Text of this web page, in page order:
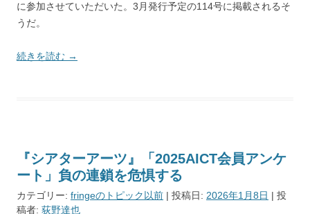
に参加させていただいた。3月発行予定の114号に掲載されるそ
うだ。
続きを読む →
『シアターアーツ』「2025AICT会員アンケ
ート」負の連鎖を危惧する
カテゴリー: fringeのトピック以前 | 投稿日: 2026年1月8日 | 投
稿者: 荻野達也